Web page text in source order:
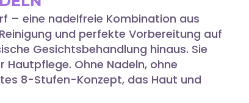
– eine nadelfreie Kombination aus
und perfekte Vorbereitung auf
Gesichtsbehandlung hinaus. Sie
Ohne Nadeln, ohne
8-Stufen-Konzept, das Haut und